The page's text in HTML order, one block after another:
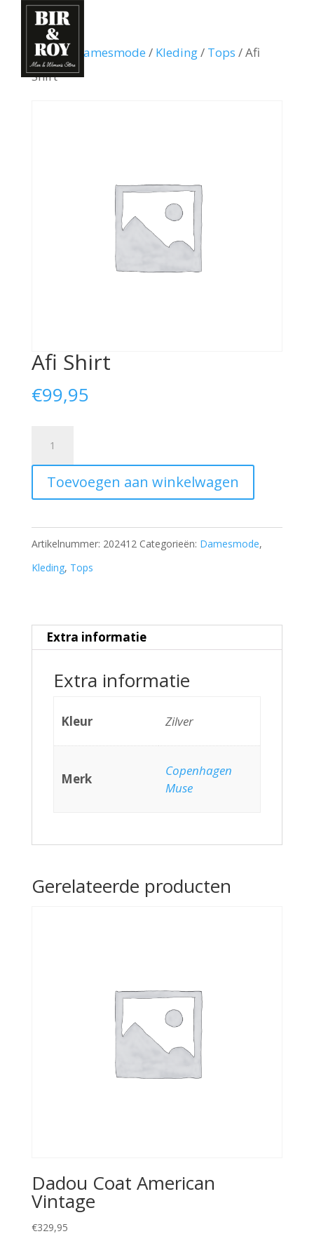
Home/ Damesmode / Kleding/ Tops / Afi
Shirt
Afi Shirt
€99,95
Shirt
aantal
Toevoegen aan winkelwagen
Artikelnummer: 202412 Categorieën: Damesmode,
Kleding, Tops
Extra informatie
Extra informatie
Kleur Zilver
Merk
Copenhagen
Muse
Gerelateerde producten
Dadou Coat American
Vintage
€329,95